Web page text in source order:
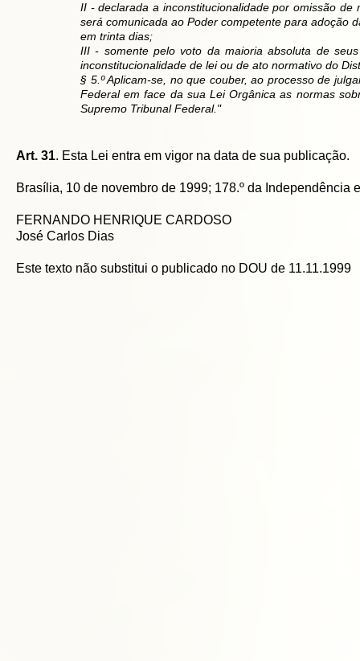
II - declarada a inconstitucionalidade por omissão
será comunicada ao Poder competente para adoção
em trinta dias;
III - somente pelo voto da maioria absoluta de
inconstitucionalidade de lei ou de ato normativo do
§ 5.º Aplicam-se, no que couber, ao processo de
Federal em face da sua Lei Orgânica as normas
Supremo Tribunal Federal."
Art. 31. Esta Lei entra em vigor na data de sua publicação.
Brasília, 10 de novembro de 1999; 178.º da Independência
FERNANDO HENRIQUE CARDOSO
José Carlos Dias
Este texto não substitui o publicado no DOU de 11.11.1999